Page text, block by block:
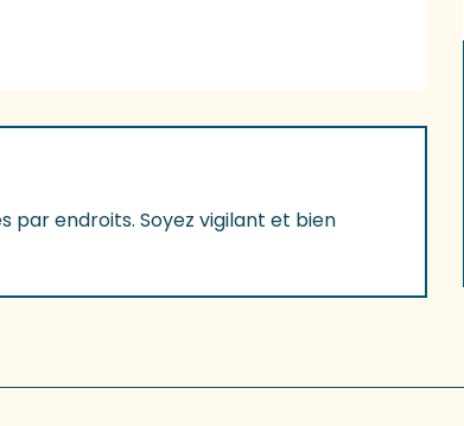
par endroits. Soyez vigilant et bien